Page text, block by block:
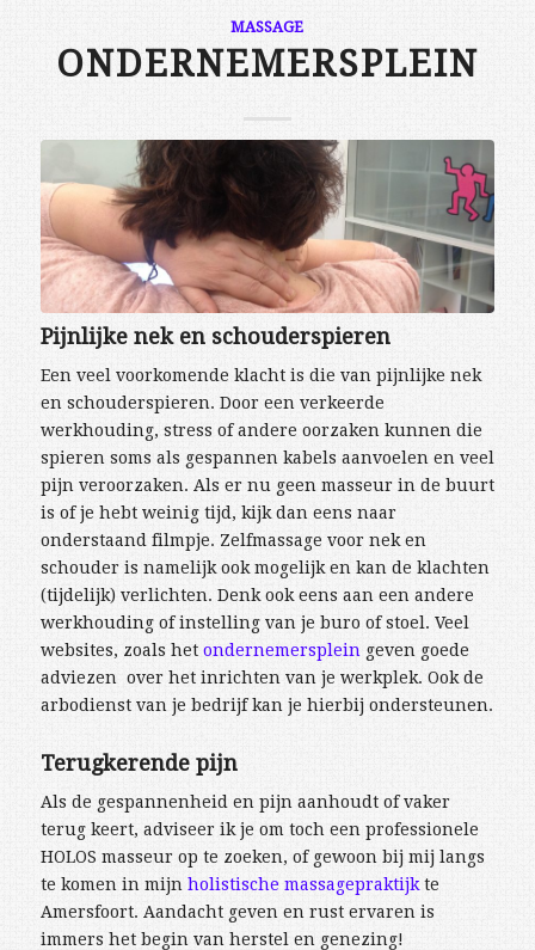
MASSAGE
ONDERNEMERSPLEIN
Pijnlijke nek en schouderspieren
Een veel voorkomende klacht is die van pijnlijke nek
en schouderspieren. Door een verkeerde
werkhouding, stress of andere oorzaken kunnen die
spieren soms als gespannen kabels aanvoelen en veel
pijn veroorzaken. Als er nu geen masseur in de buurt
is of je hebt weinig tijd, kijk dan eens naar
onderstaand filmpje. Zelfmassage voor nek en
schouder is namelijk ook mogelijk en kan de klachten
(tijdelijk) verlichten. Denk ook eens aan een andere
werkhouding of instelling van je buro of stoel. Veel
websites, zoals het ondernemersplein geven goede
adviezen over het inrichten van je werkplek. Ook de
arbodienst van je bedrijf kan je hierbij ondersteunen.
Terugkerende pijn
Als de gespannenheid en pijn aanhoudt of vaker
terug keert, adviseer ik je om toch een professionele
HOLOS masseur op te zoeken, of gewoon bij mij langs
te komen in mijn holistische massagepraktijkte
Amersfoort. Aandacht geven en rust ervaren is
immers het begin van herstel en genezing!